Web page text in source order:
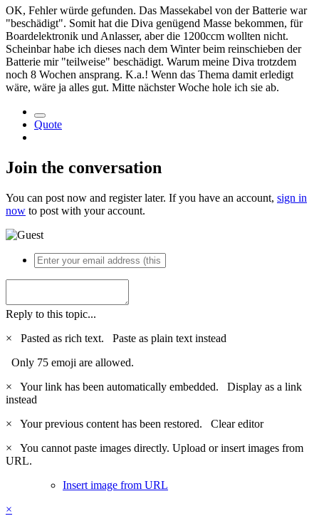
OK, Fehler würde gefunden. Das Massekabel von der Batterie war
"beschädigt". Somit hat die Diva genügend Masse bekommen, für
Boardelektronik und Anlasser, aber die 1200ccm wollten nicht.
Scheinbar habe ich dieses nach dem Winter beim reinschieben der
Batterie mir "teilweise" beschädigt. Warum meine Diva trotzdem
noch 8 Wochen ansprang. K.a.! Wenn das Thema damit erledigt
wäre, wäre ja alles gut. Mitte nächster Woche hole ich sie ab.
Quote
Join the conversation
You can post now and register later. If you have an account, sign in
now to post with your account.
Reply to this topic...
×
Pasted as rich text. Paste as plain text instead
Only 75 emoji are allowed.
×
Your link has been automatically embedded. Display as a link
instead
×
Your previous content has been restored. Clear editor
×
You cannot paste images directly. Upload or insert images from
URL.
Insert image from URL
×